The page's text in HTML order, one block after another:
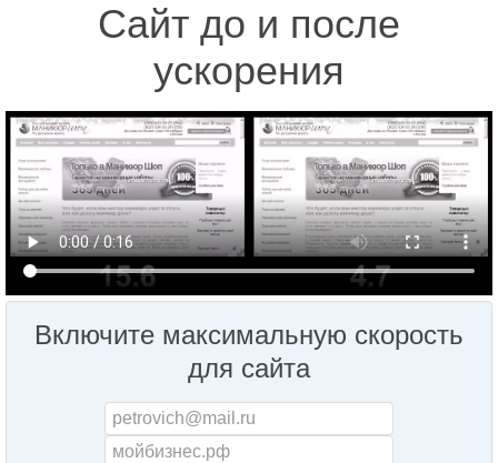
Сайт до и после
ускорения
Включите максимальную скорость
для сайта